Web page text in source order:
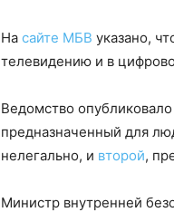
На сайте МБВ указано,
телевидению и в
Ведомство
предназначенный для
нелегально, и второй,
Министр внутренней